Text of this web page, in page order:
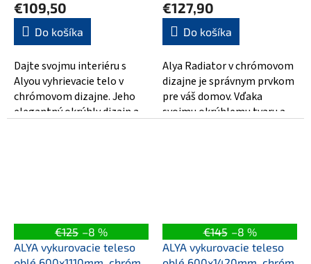
€109,50
Do košíka
Dajte svojmu interiéru s
Alyou vyhrievacie telo v
chrómovom dizajne. Jeho
elegantný okrúhly dizajn a
€127,90
Do košíka
Alya Radiator v chrómovom
dizajne je správnym prvkom
pre váš domov. Vďaka
svojmu okrúhlemu tvaru a
€125 –8 %
ALYA vykurovacie teleso
€145 –8 %
ALYA vykurovacie teleso